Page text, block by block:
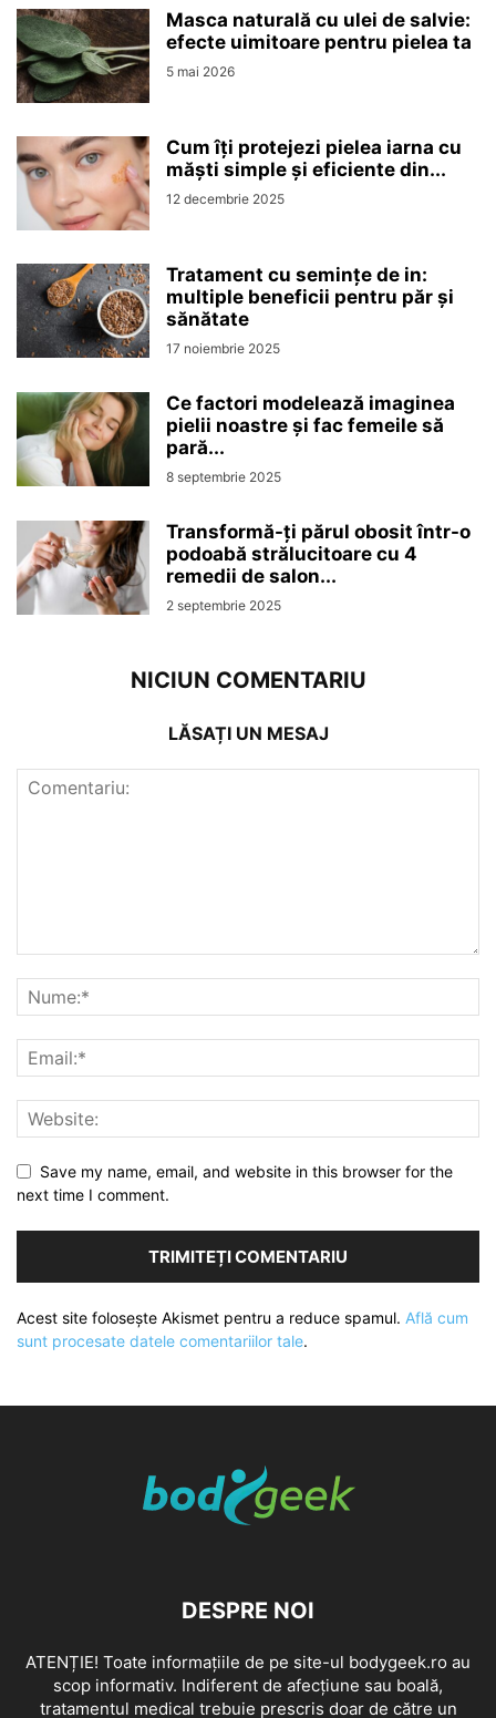
Masca naturală cu ulei de salvie:
efecte uimitoare pentru pielea ta
5 mai 2026
Cum îți protejezi pielea iarna cu
măști simple și eficiente din...
12 decembrie 2025
Tratament cu semințe de in:
multiple beneficii pentru păr și
sănătate
17 noiembrie 2025
Ce factori modelează imaginea
pielii noastre și fac femeile să
pară...
8 septembrie 2025
Transformă-ți părul obosit într-o
podoabă strălucitoare cu 4
remedii de salon...
2 septembrie 2025
NICIUN COMENTARIU
LĂSAȚI UN MESAJ
Save my name, email, and website in this browser for the
next time I comment.
Acest site folosește Akismet pentru a reduce spamul. Află cum
sunt procesate datele comentariilor tale.
DESPRE NOI
ATENȚIE! Toate informațiile de pe site-ul bodygeek.ro au
scop informativ. Indiferent de afecțiune sau boală,
tratamentul medical trebuie prescris doar de către un